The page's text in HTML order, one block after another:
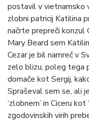
postavil v vietnamsko
zlobni patricij Katilina
načrte prepreči konzul
Mary Beard sem
Cezar je bil namreč v
zelo blizu, poleg tega
domače kot Sergij,
Spraševal sem se, ali
‘zlobnem’ in Ciceru
zgodovinskih virih